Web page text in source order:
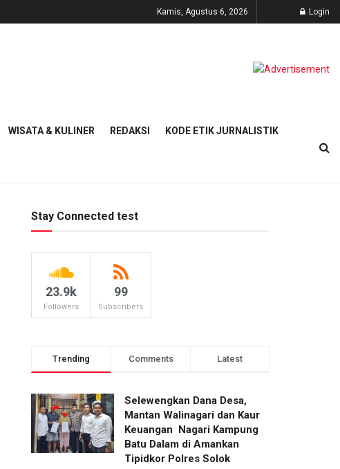
Kamis, Agustus 6, 2026 Login
WISATA & KULINER REDAKSI KODE ETIK JURNALISTIK
Stay Connected test
23.9k
Followers
99
Subscribers
Trending Comments Latest
Selewengkan Dana Desa,
Mantan Walinagari dan Kaur
Keuangan Nagari Kampung
Batu Dalam di Amankan
Tipidkor Polres Solok